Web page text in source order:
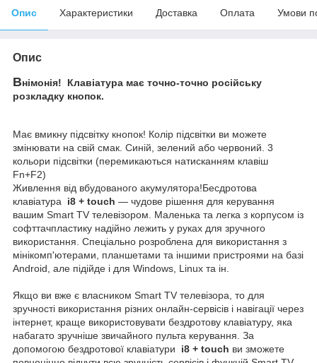
Опис Характеристики Доставка Оплата Умови
Опис
Внімонія! Клавіатура має точно-точно російську
розкладку кнопок.
Має вмикну підсвітку кнопок! Колір підсвітки ви можете
змінювати на свій смак. Синій, зелений або червоний. 3
кольори підсвітки (перемикаються натисканням клавіш
Fn+F2)
Живлення від вбудованого акумулятора!Бесдротова
клавіатура
i8 + touch — чудове рішення для керування
вашим Smart TV телевізором. Маленька та легка з корпусом із
софттачпластику надійно лежить у руках для зручного
використання. Спеціально розроблена для використання з
мінікомп'ютерами, планшетами та іншими пристроями на базі
Android, але підійде і для Windows, Linux та ін.
Якщо ви вже є власником Smart TV телевізора, то для
зручності використання різних онлайн-сервісів і навігації через
інтернет, краще використовувати бездротову клавіатуру, яка
набагато зручніше звичайного пульта керування. За
допомогою бездротової клавіатури i8 + touch ви зможете